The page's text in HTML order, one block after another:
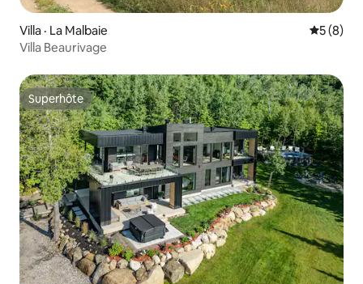
Villa · La Malbaie Note
5 (8)
Villa Beaurivage
Superhôte
Superhôte